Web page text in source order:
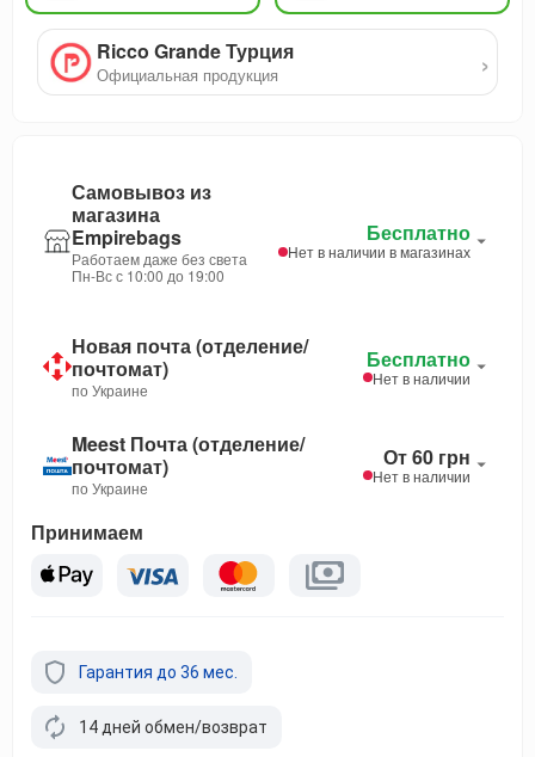
Ricco Grande Турция
Официальная продукция ›
Самовывоз из
магазина
Empirebags
Работаем даже без света
Пн-Вс с 10:00 до 19:00
Бесплатно
Нет в наличии в магазинах
Новая почта (отделение/
почтомат)
по Украине
Бесплатно
Нет в наличии
Meest Почта (отделение/
почтомат)
по Украине
От 60 грн
Нет в наличии
Принимаем
Гарантия до 36 мес.
14 дней обмен/возврат